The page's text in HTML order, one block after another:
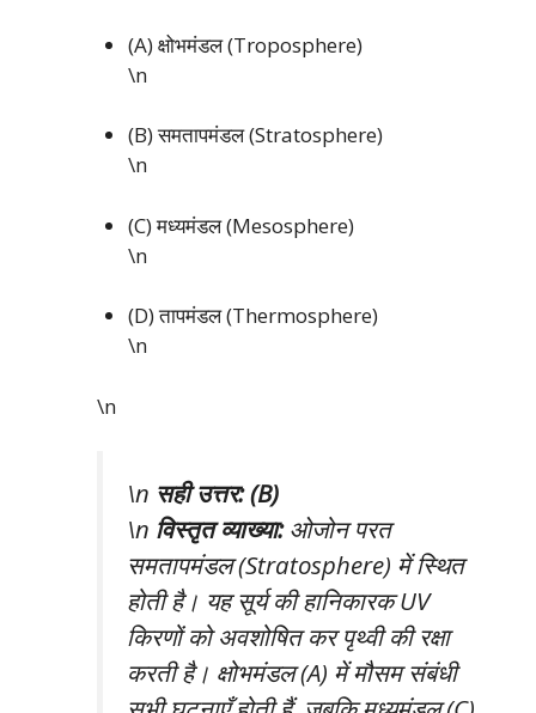
(A) क्षोभमंडल (Troposphere)
\n
(B) समतापमंडल (Stratosphere)
\n
(C) मध्यमंडल (Mesosphere)
\n
(D) तापमंडल (Thermosphere)
\n
\n
\n सही उत्तर: (B)
\n विस्तृत व्याख्या:ओजोन परत
समतापमंडल (Stratosphere) में स्थित
होती है। यह सूर्य की हानिकारक UV
किरणों को अवशोषित कर पृथ्वी की रक्षा
करती है। क्षोभमंडल (A) में मौसम संबंधी